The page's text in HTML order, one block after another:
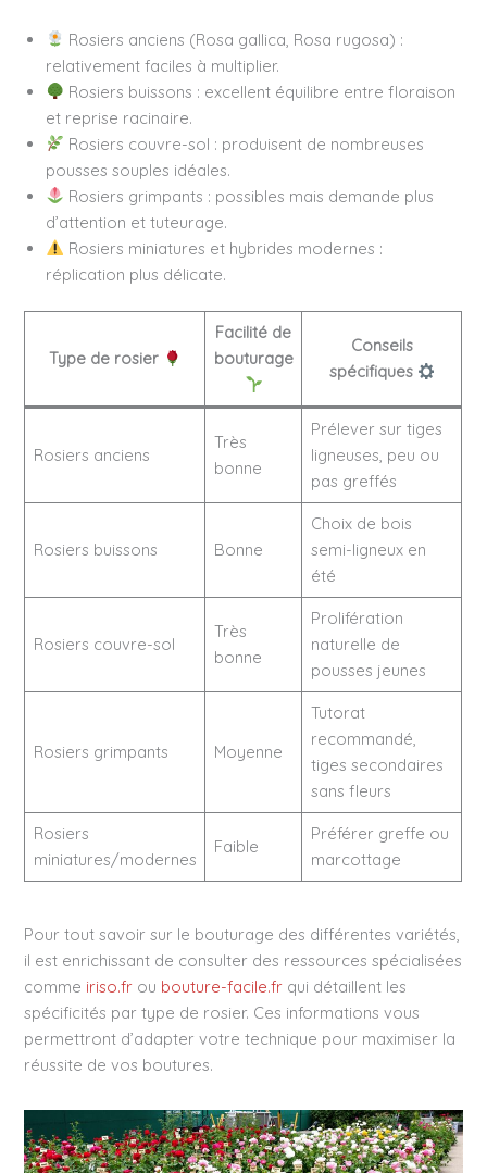
Rosiers anciens (Rosa gallica, Rosa rugosa) :
relativement faciles à multiplier.
Rosiers buissons : excellent équilibre entre floraison
et reprise racinaire.
Rosiers couvre-sol : produisent de nombreuses
pousses souples idéales.
Rosiers grimpants : possibles mais demande plus
d’attention et tuteurage.
Rosiers miniatures et hybrides modernes :
réplication plus délicate.
Type de rosier
Facilité de
bouturage
Conseils
spécifiques
Rosiers anciens
Très
bonne
Prélever sur tiges
ligneuses, peu ou
pas greffés
Rosiers buissons Bonne
Choix de bois
semi-ligneux en
été
Rosiers couvre-sol
Très
bonne
Prolifération
naturelle de
pousses jeunes
Rosiers grimpants Moyenne
Tutorat
recommandé,
tiges secondaires
sans fleurs
Rosiers
miniatures/modernes
Faible
Préférer greffe ou
marcottage
Pour tout savoir sur le bouturage des différentes variétés,
il est enrichissant de consulter des ressources spécialisées
comme iriso.fr ou bouture-facile.fr qui détaillent les
spécificités par type de rosier. Ces informations vous
permettront d’adapter votre technique pour maximiser la
réussite de vos boutures.